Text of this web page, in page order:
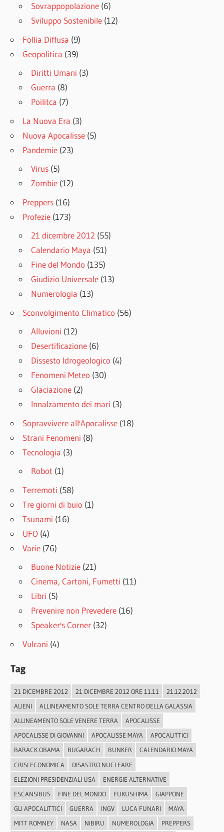
Sovrappopolazione (6)
Sviluppo Sostenibile (12)
Follia Diffusa (9)
Geopolitica (39)
Diritti Umani (3)
Guerra (8)
Poilitca (7)
La Nuova Era (3)
Nuova Apocalisse (5)
Pandemie (23)
Virus (5)
Zombie (12)
Preppers (16)
Profezie (173)
21 dicembre 2012 (55)
Calendario Maya (51)
Fine del Mondo (135)
Giudizio Universale (13)
Numerologia (13)
Sconvolgimento Climatico (56)
Alluvioni (12)
Desertificazione (6)
Dissesto Idrogeologico (4)
Fenomeni Meteo (30)
Glaciazione (2)
Innalzamento dei mari (3)
Sopravvivere all'Apocalisse (18)
Strani Fenomeni (8)
Tecnologia (3)
Robot (1)
Terremoti (58)
Tre giorni di buio (1)
Tsunami (16)
UFO (4)
Varie (76)
Buone Notizie (21)
Cinema, Cartoni, Fumetti (11)
Libri (5)
Prevenire non Prevedere (16)
Speaker's Corner (32)
Vulcani (4)
Tag
21 DICEMBRE 2012 21 DICEMBRE 2012 ORE 11.11
21.12.2012
ALIENI
ALLINEAMENTO SOLE TERRA CENTRO DELLA GALASSIA
ALLINEAMENTO SOLE VENERE TERRA
APOCALISSE
APOCALISSE DI GIOVANNI
APOCALISSE MAYA
APOCALITTICI
BARACK OBAMA
BUGARACH BUNKER
CALENDARIO MAYA
CRISI ECONOMICA
DISASTRO NUCLEARE
ELEZIONI PRESIDENZIALI USA
ENERGIE ALTERNATIVE
ESCANSIBUS
FINE DEL MONDO FUKUSHIMA
GIAPPONE
GLI APOCALITTICI
GUERRA INGV LUCA FUNARI
MAYA
MITT ROMNEY
NASA NIBIRU NUMEROLOGIA PREPPERS